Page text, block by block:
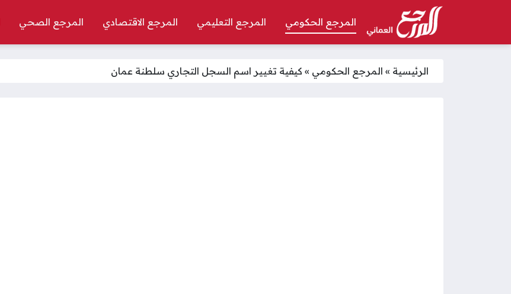
المرجع الحكومي المرجع التعليمي المرجع الاقتصادي المرجع الصحي
الرئيسية » المرجع الحكومي » كيفية تغيير اسم السجل التجاري سلطنة عمان